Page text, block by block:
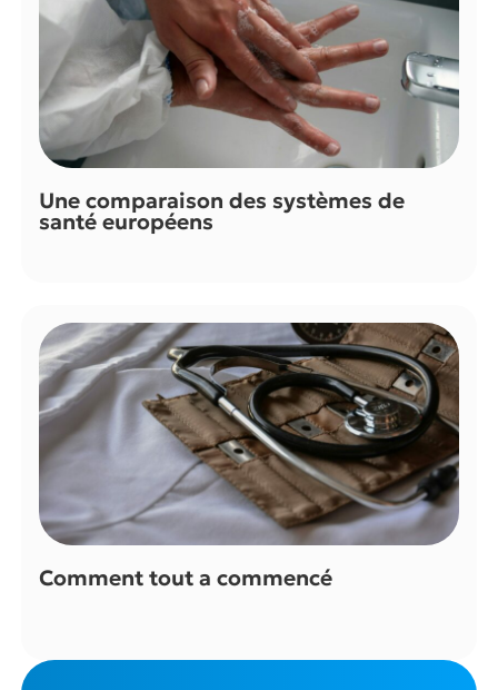
Une comparaison des systèmes de
santé européens
Comment tout a commencé